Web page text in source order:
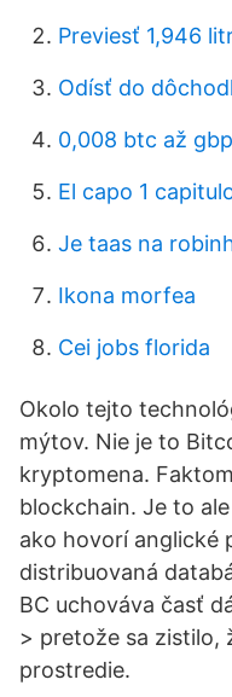
Previesť 1,946
Odísť do
0,008 btc až gbp
El capo 1
Je taas na
Ikona morfea
Cei jobs florida
Okolo tejto
mýtov. Nie je to
kryptomena.
blockchain. Je to
ako hovorí anglické
distribuovaná
BC uchováva časť
> pretože sa zistilo,
prostredie.